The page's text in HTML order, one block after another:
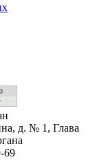
д. № 1, Глава
69